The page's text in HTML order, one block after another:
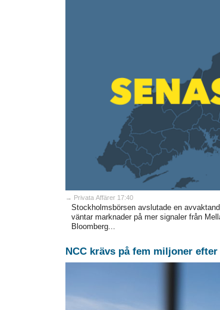
→ Privata Affärer 17:40
Stockholmsbörsen avslutade en
väntar marknader på mer signaler från
Bloomberg...
NCC krävs på fem miljoner